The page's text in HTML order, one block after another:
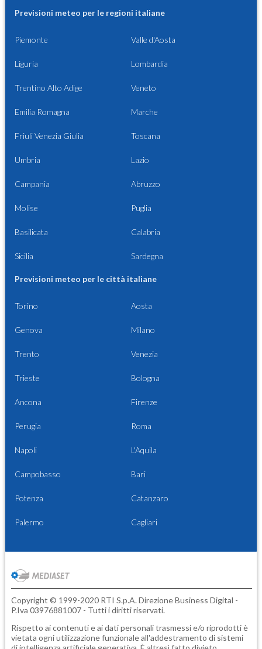
Previsioni meteo per le regioni italiane
Piemonte Valle d'Aosta
Liguria Lombardia
Trentino Alto Adige Veneto
Emilia Romagna Marche
Friuli Venezia Giulia Toscana
Umbria Lazio
Campania Abruzzo
Molise Puglia
Basilicata Calabria
Sicilia Sardegna
Previsioni meteo per le città italiane
Torino Aosta
Genova Milano
Trento Venezia
Trieste Bologna
Ancona Firenze
Perugia Roma
Napoli L'Aquila
Campobasso Bari
Potenza Catanzaro
Palermo Cagliari
Copyright © 1999-2020 RTI S.p.A. Direzione Business Digital -
P.Iva 03976881007 - Tutti i diritti riservati.
Rispetto ai contenuti e ai dati personali trasmessi e/o riprodotti è
vietata ogni utilizzazione funzionale all'addestramento di sistemi